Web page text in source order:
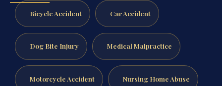
Bicycle Accident Car Accident
Dog Bite Injury Medical Malpractice
Motorcycle Accident Nursing Home Abuse